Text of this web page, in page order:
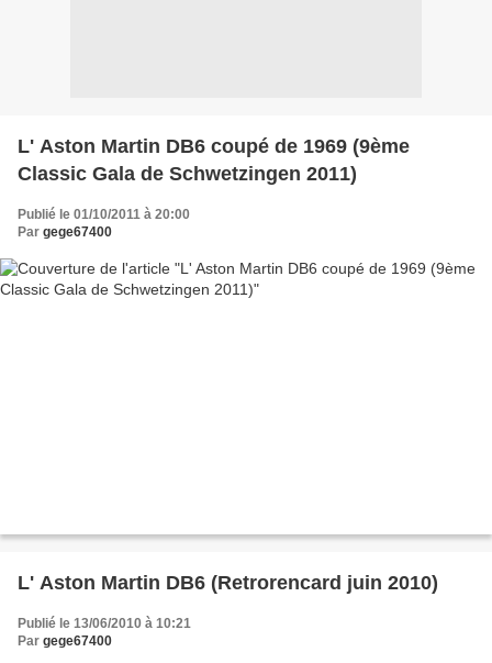
L' Aston Martin DB6 coupé de 1969 (9ème
Classic Gala de Schwetzingen 2011)
Publié le 01/10/2011 à 20:00
Par gege67400
L' Aston Martin DB6 (Retrorencard juin 2010)
Publié le 13/06/2010 à 10:21
Par gege67400